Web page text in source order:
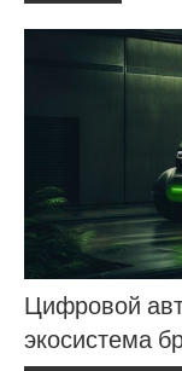
Цифровой
экосистема